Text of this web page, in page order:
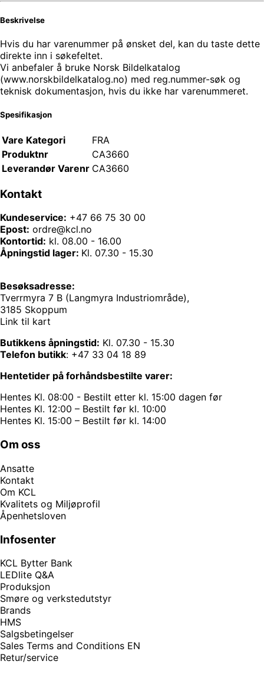
Beskrivelse
Hvis du har varenummer på ønsket del, kan du taste dette
direkte inn i søkefeltet.
Vi anbefaler å bruke Norsk Bildelkatalog
(www.norskbildelkatalog.no) med reg.nummer-søk og
teknisk dokumentasjon, hvis du ikke har varenummeret.
Spesifikasjon
Vare Kategori
FRA
Produktnr
CA3660
Leverandør Varenr CA3660
Kontakt
Kundeservice: +47 66 75 30 00
Epost: ordre@kcl.no
Kontortid: kl. 08.00 - 16.00
Åpningstid lager: Kl. 07.30 - 15.30
Besøksadresse:
Tverrmyra 7 B (Langmyra Industriområde),
3185 Skoppum
Link til kart
Butikkens åpningstid: Kl. 07.30 - 15.30
Telefon butikk: +47 33 04 18 89
Hentetider på forhåndsbestilte varer:
Hentes Kl. 08:00 - Bestilt etter kl. 15:00 dagen før
Hentes Kl. 12:00 – Bestilt før kl. 10:00
Hentes Kl. 15:00 – Bestilt før kl. 14:00
Om oss
Ansatte
Kontakt
Om KCL
Kvalitets og Miljøprofil
Åpenhetsloven
Infosenter
KCL Bytter Bank
LEDlite Q&A
Produksjon
Smøre og verkstedutstyr
Brands
HMS
Salgsbetingelser
Sales Terms and Conditions EN
Retur/service